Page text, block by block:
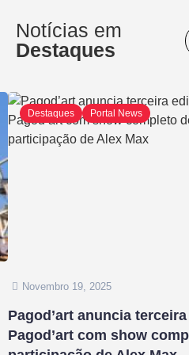
Notícias em
Destaques
Destaques Portal News
Novembro 19, 2025
Pagod’art anuncia
Pagod’art com show